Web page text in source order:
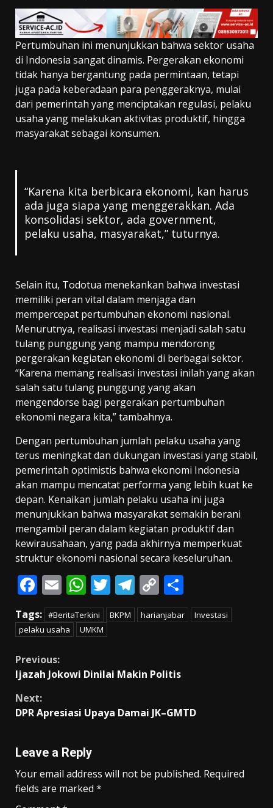
Pertumbuhan ini menunjukkan bahwa sektor usaha
di Indonesia sangat dinamis. Pergerakan ekonomi
tidak hanya bergantung pada permintaan, tetapi
juga pada keberadaan para penggeraknya, mulai
dari pemerintah yang menciptakan regulasi, pelaku
usaha yang melakukan aktivitas produktif, hingga
masyarakat sebagai konsumen.
“Karena kita berbicara ekonomi, kan harus
ada juga siapa yang menggerakkan. Ada
konsolidasi sektor, ada government,
pelaku usaha, masyarakat,” tuturnya.
Selain itu, Todotua menekankan bahwa investasi
memiliki peran vital dalam menjaga dan
mempercepat pertumbuhan ekonomi nasional.
Menurutnya, realisasi investasi menjadi salah satu
tulang punggung yang mampu mendorong
pergerakan kegiatan ekonomi di berbagai sektor.
“Karena memang realisasi investasi inilah yang akan
salah satu tulang punggung yang akan
mengendorse bagi pergerakan pertumbuhan
ekonomi negara kita,” tambahnya.
Dengan pertumbuhan jumlah pelaku usaha yang
terus meningkat dan dukungan investasi yang stabil,
pemerintah optimistis bahwa ekonomi Indonesia
akan mampu mencatat performa yang lebih kuat ke
depan. Kenaikan jumlah pelaku usaha ini juga
menunjukkan bahwa masyarakat semakin berani
mengambil peran dalam kegiatan produktif dan
kewirausahaan, yang pada akhirnya memperkuat
struktur ekonomi nasional secara keseluruhan.
F
ac
e
b
o
o
k
E
m
ai
l
W
h
at
s
p
T
w
itt
T
el
e
m
C
o
p
n
h
ar
Tags: #BeritaTerkini BKPM harianjabar
Investasi
pelaku usaha
UMKM
Continue
Reading
Previous:
Ijazah Jokowi Dinilai Makin Politis
Next:
DPR Apresiasi Upaya Damai JK–GMTD
Leave a Reply
Your email address will not be published. Required
fields are marked *